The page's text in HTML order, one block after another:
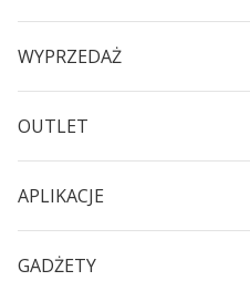
WYPRZEDAŻ
OUTLET
APLIKACJE
GADŻETY